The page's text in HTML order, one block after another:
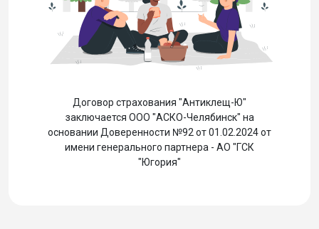
Договор страхования "Антиклещ-Ю"
заключается ООО "АСКО-Челябинск" на
основании Доверенности №92 от 01.02.2024 от
имени генерального партнера - АО "ГСК
"Югория"